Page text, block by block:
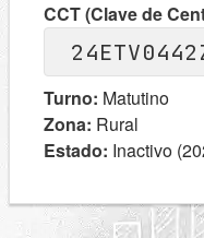
CCT (Clave de
Turno: Matutino
Zona: Rural
Estado: Inactivo